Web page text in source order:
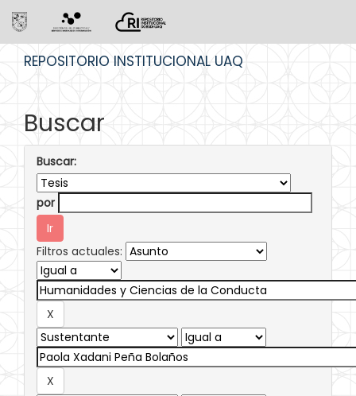
REPOSITORIO INSTITUCIONAL UAQ
Buscar
Buscar:
por
Filtros actuales: